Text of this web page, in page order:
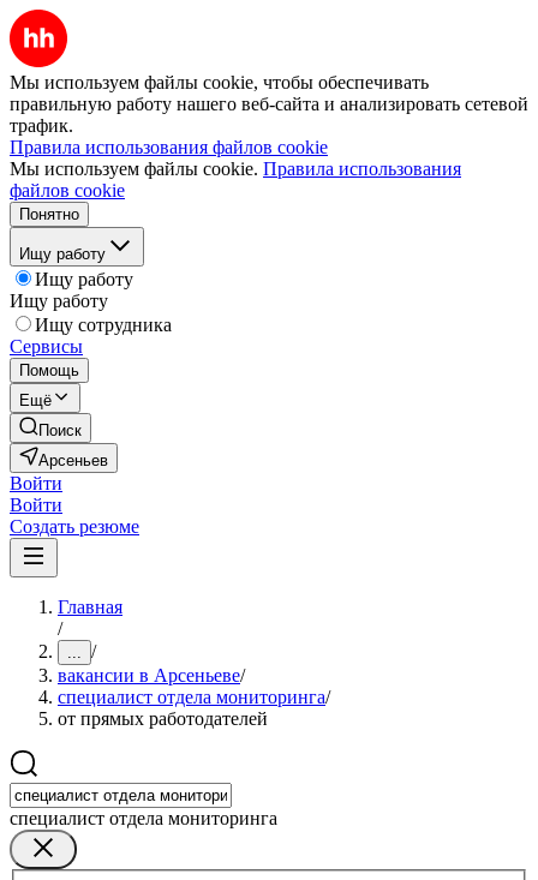
Мы используем файлы cookie, чтобы обеспечивать
правильную работу нашего веб-сайта и анализировать сетевой
трафик.
Правила использования файлов cookie
Мы используем файлы cookie. Правила использования
файлов cookie
Понятно
Ищу работу
Ищу работу
Ищу работу
Ищу сотрудника
Сервисы
Помощь
Ещё
Поиск
Арсеньев
Войти
Войти
Создать резюме
Главная
/
... /
вакансии в Арсеньеве/
специалист отдела мониторинга/
от прямых работодателей
специалист отдела мониторинга